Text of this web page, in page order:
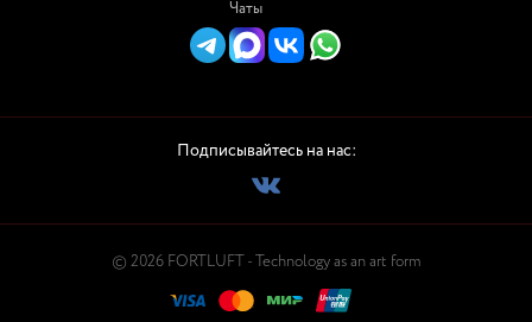
Чаты
Подписывайтесь на нас:
© 2026 FORTLUFT - Technology as an art form